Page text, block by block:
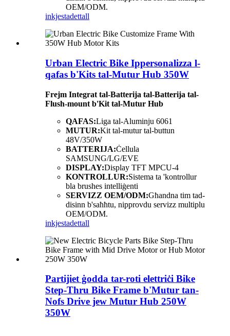
OEM/ODM.
inkjestadettall
Urban Electric Bike Ippersonalizza l-
qafas b'Kits tal-Mutur Hub 350W
Frejm Integrat tal-Batterija tal-Batterija tal-
Flush-mount b'Kit tal-Mutur Hub
QAFAS:Liga tal-Aluminju 6061
MUTUR:Kit tal-mutur tal-buttun
48V/350W
BATTERIJA:Ċellula
SAMSUNG/LG/EVE
DISPLAY:Display TFT MPCU-4
KONTROLLUR:Sistema ta 'kontrollur
bla brushes intelliġenti
SERVIZZ OEM/ODM:Għandna tim tad-
disinn b'saħħtu, nipprovdu servizz multiplu
OEM/ODM.
inkjestadettall
Partijiet ġodda tar-roti elettriċi Bike
Step-Thru Bike Frame b'Mutur tan-
Nofs Drive jew Mutur Hub 250W
350W